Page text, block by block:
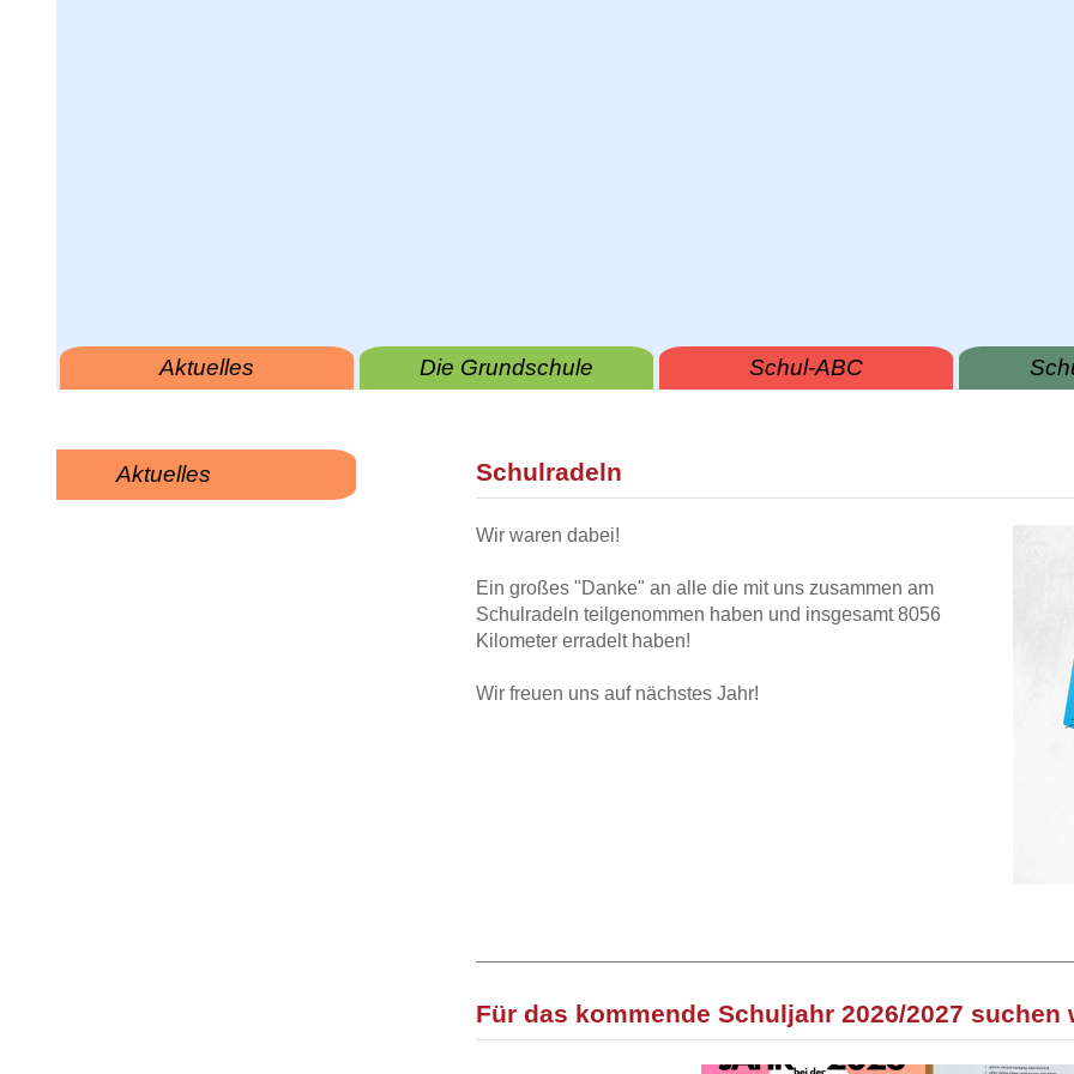
Aktuelles Die Grundschule Schul-ABC
Aktuelles Schulradeln
Wir waren dabei!
Ein großes "Danke" an alle die mit uns zusammen am
Schulradeln teilgenommen haben und insgesamt 8056
Kilometer erradelt haben!
Wir freuen uns auf nächstes Jahr!
Für das kommende Schuljahr 2026/2027 suchen